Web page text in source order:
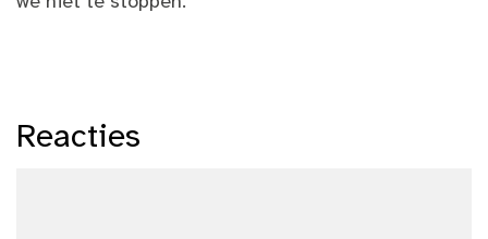
Reacties